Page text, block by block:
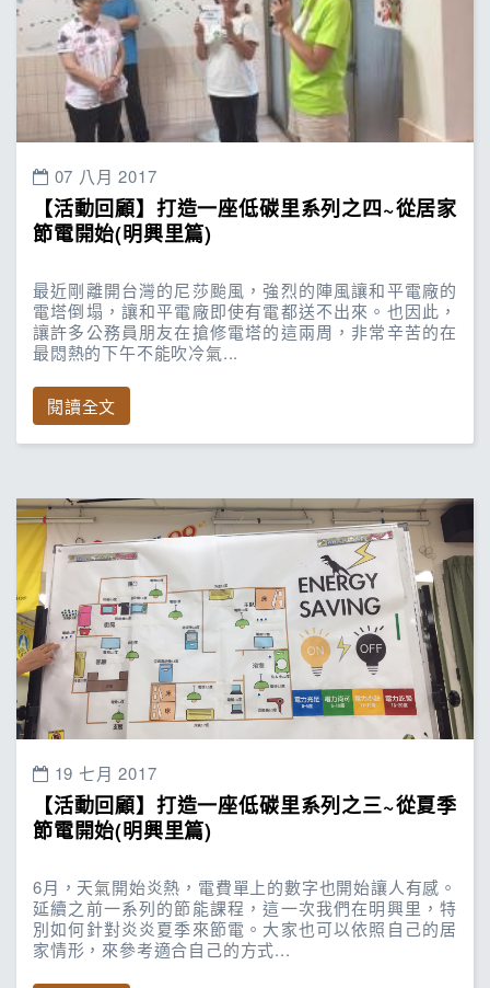
07 八月 2017
【活動回顧】打造一座低碳里系列之四~從居家
節電開始(明興里篇)
最近剛離開台灣的尼莎颱風，強烈的陣風讓和平電廠的
電塔倒塌，讓和平電廠即使有電都送不出來。也因此，
讓許多公務員朋友在搶修電塔的這兩周，非常辛苦的在
最悶熱的下午不能吹冷氣...
閱讀全文
19 七月 2017
【活動回顧】打造一座低碳里系列之三~從夏季
節電開始(明興里篇)
6月，天氣開始炎熱，電費單上的數字也開始讓人有感。
延續之前一系列的節能課程，這一次我們在明興里，特
別如何針對炎炎夏季來節電。大家也可以依照自己的居
家情形，來參考適合自己的方式...